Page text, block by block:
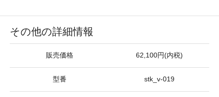
その他の詳細情報
販売価格 62,100円(内税)
型番 stk_v-019